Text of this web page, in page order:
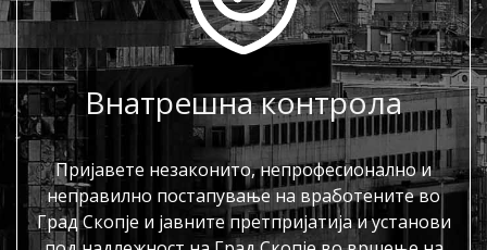
Внатрешна контрола
Пријавете незаконито, непрофесионално и
неправилно постапување на вработените во
Град Скопје и јавните претпријатија и установи